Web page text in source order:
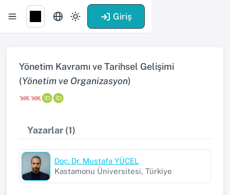
Giriş
Yönetim Kavramı ve Tarihsel Gelişimi
(Yönetim ve Organizasyon)
Yazarlar (1)
Doç. Dr. Mustafa YÜCEL
Kastamonu Üniversitesi, Türkiye